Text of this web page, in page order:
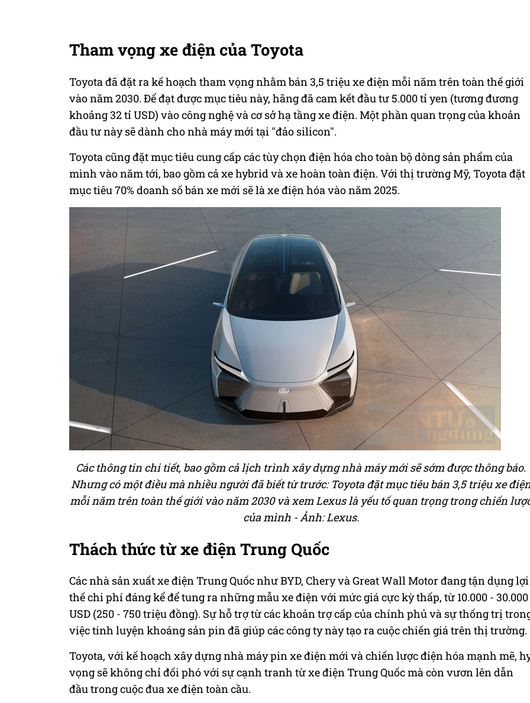
Tham vọng xe điện của Toyota
Toyota đã đặt ra kế hoạch tham vọng nhằm bán 3,5 triệu xe điện mỗi năm trên toàn thế giới
vào năm 2030. Để đạt được mục tiêu này, hãng đã cam kết đầu tư 5.000 tỉ yen (tương đương
khoảng 32 tỉ USD) vào công nghệ và cơ sở hạ tầng xe điện. Một phần quan trọng của khoản
đầu tư này sẽ dành cho nhà máy mới tại "đảo silicon".
Toyota cũng đặt mục tiêu cung cấp các tùy chọn điện hóa cho toàn bộ dòng sản phẩm của
mình vào năm tới, bao gồm cả xe hybrid và xe hoàn toàn điện. Với thị trường Mỹ, Toyota đặt
mục tiêu 70% doanh số bán xe mới sẽ là xe điện hóa vào năm 2025.
Các thông tin chi tiết, bao gồm cả lịch trình xây dựng nhà máy mới sẽ sớm được thông báo.
Nhưng có một điều mà nhiều người đã biết từ trước: Toyota đặt mục tiêu bán 3,5 triệu xe
mỗi năm trên toàn thế giới vào năm 2030 và xem Lexus là yếu tố quan trọng trong chiến
của mình - Ảnh: Lexus.
Thách thức từ xe điện Trung Quốc
Các nhà sản xuất xe điện Trung Quốc như BYD, Chery và Great Wall Motor đang tận dụng lợi
thế chi phí đáng kể để tung ra những mẫu xe điện với mức giá cực kỳ thấp, từ 10.000 - 30.000
USD (250 - 750 triệu đồng). Sự hỗ trợ từ các khoản trợ cấp của chính phủ và sự thống trị
việc tinh luyện khoáng sản pin đã giúp các công ty này tạo ra cuộc chiến giá trên thị trường.
Toyota, với kế hoạch xây dựng nhà máy pin xe điện mới và chiến lược điện hóa mạnh mẽ,
vọng sẽ không chỉ đối phó với sự cạnh tranh từ xe điện Trung Quốc mà còn vươn lên dẫn
đầu trong cuộc đua xe điện toàn cầu.